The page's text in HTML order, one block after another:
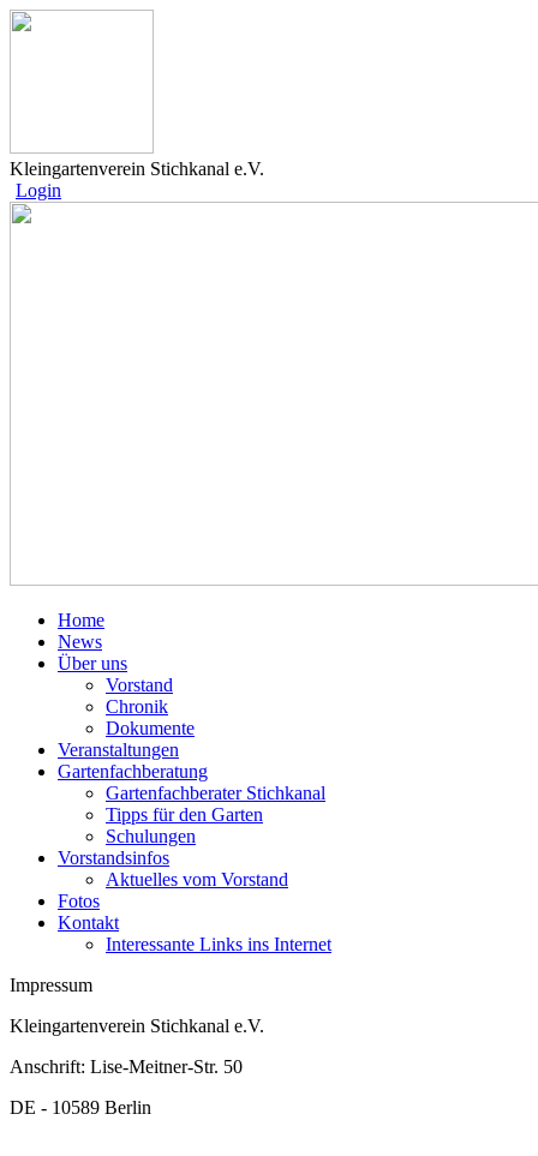
Kleingartenverein Stichkanal e.V.
Login
Home
News
Über uns
Vorstand
Chronik
Dokumente
Veranstaltungen
Gartenfachberatung
Gartenfachberater Stichkanal
Tipps für den Garten
Schulungen
Vorstandsinfos
Aktuelles vom Vorstand
Fotos
Kontakt
Interessante Links ins Internet
Impressum
Kleingartenverein Stichkanal e.V.
Anschrift: Lise-Meitner-Str. 50
DE - 10589 Berlin